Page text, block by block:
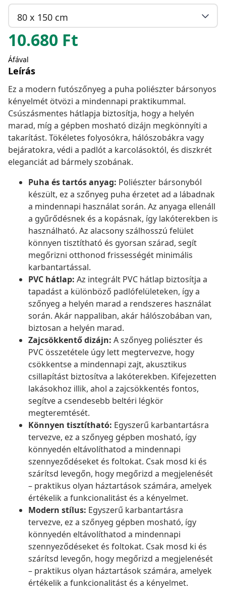
80 x 150 cm
10.680 Ft
Áfával
Leírás
Ez a modern futószőnyeg a puha poliészter bársonyos
kényelmét ötvözi a mindennapi praktikummal.
Csúszásmentes hátlapja biztosítja, hogy a helyén
marad, míg a gépben mosható dizájn megkönnyíti a
takarítást. Tökéletes folyosókra, hálószobákra vagy
bejáratokra, védi a padlót a karcolásoktól, és diszkrét
eleganciát ad bármely szobának.
Puha és tartós anyag: Poliészter bársonyból
készült, ez a szőnyeg puha érzetet ad a lábadnak
a mindennapi használat során. Az anyaga ellenáll
a gyűrődésnek és a kopásnak, így lakóterekben is
használható. Az alacsony szálhosszú felület
könnyen tisztítható és gyorsan szárad, segít
megőrizni otthonod frissességét minimális
karbantartással.
PVC hátlap: Az integrált PVC hátlap biztosítja a
tapadást a különböző padlófelületeken, így a
szőnyeg a helyén marad a rendszeres használat
során. Akár nappaliban, akár hálószobában van,
biztosan a helyén marad.
Zajcsökkentő dizájn: A szőnyeg poliészter és
PVC összetétele úgy lett megtervezve, hogy
csökkentse a mindennapi zajt, akusztikus
csillapítást biztosítva a lakóterekben. Kifejezetten
lakásokhoz illik, ahol a zajcsökkentés fontos,
segítve a csendesebb beltéri légkör
megteremtését.
Könnyen tisztítható: Egyszerű karbantartásra
tervezve, ez a szőnyeg gépben mosható, így
könnyedén eltávolíthatod a mindennapi
szennyeződéseket és foltokat. Csak mosd ki és
szárítsd levegőn, hogy megőrizd a megjelenését
– praktikus olyan háztartások számára, amelyek
értékelik a funkcionalitást és a kényelmet.
Modern stílus: Egyszerű karbantartásra
tervezve, ez a szőnyeg gépben mosható, így
könnyedén eltávolíthatod a mindennapi
szennyeződéseket és foltokat. Csak mosd ki és
szárítsd levegőn, hogy megőrizd a megjelenését
– praktikus olyan háztartások számára, amelyek
értékelik a funkcionalitást és a kényelmet.